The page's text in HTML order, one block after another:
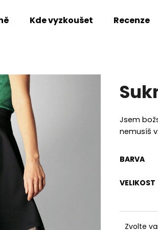
Kde vyzkoušet Recenze
Jsem
nemusíš
BARVA
VELIKOST
Zvolte
Doporučujeme